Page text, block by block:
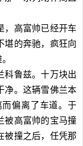
高富帅已经开车
堪的奔驰，疯狂向
鲁兹。十万块出
净。这辆雪佛兰本
偏离了车道。于
被高富帅的宝马撞
被撞之后，任凭那